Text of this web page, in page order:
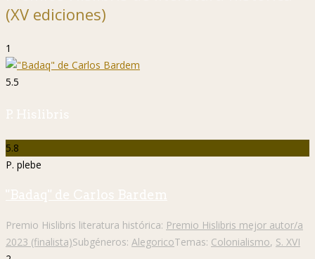
(XV ediciones)
1
5.5
P. Hislibris
5.8
P. plebe
"Badaq" de Carlos Bardem
Premio Hislibris literatura histórica: Premio Hislibris mejor autor/a
2023 (finalista)Subgéneros: AlegoricoTemas: Colonialismo, S. XVI